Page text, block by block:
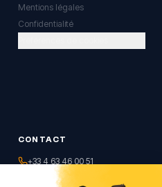
Mentions légales
Confidentialité
CONTACT
+33 4 63 46 00 51
contact@sicollab.com